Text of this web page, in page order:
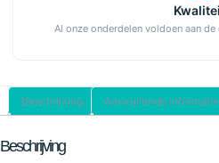
Al onze onderdelen voldoen aan
Beschrijving Aanvullende informatie
Beschrijving